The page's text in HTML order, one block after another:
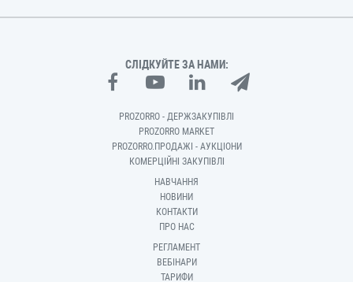
СЛІДКУЙТЕ ЗА НАМИ:
PROZORRO - ДЕРЖЗАКУПІВЛІ
PROZORRO MARKET
PROZORRO.ПРОДАЖІ - АУКЦІОНИ
КОМЕРЦІЙНІ ЗАКУПІВЛІ
НАВЧАННЯ
НОВИНИ
КОНТАКТИ
ПРО НАС
РЕГЛАМЕНТ
ВЕБІНАРИ
ТАРИФИ